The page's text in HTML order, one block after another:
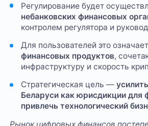
Регулирование будет
небанковских финансовых
контролем регулятора и
Для пользователей это
финансовых продуктов,
инфраструктуру и скорость
Стратегическая цель —
Беларуси как юрисдикции для
привлечь технологический